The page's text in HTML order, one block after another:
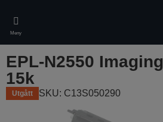
main
content
Meny
EPL-N2550
15k
Utgått SKU: C13S050290